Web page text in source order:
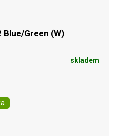
Green (W)
skladem